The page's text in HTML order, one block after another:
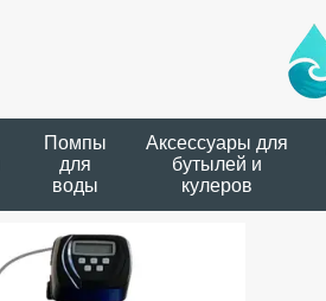
Помпы
для
воды
Аксессуары для
бутылей и
кулеров